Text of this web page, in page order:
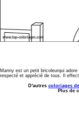
Manny est un petit bricoleurqui
respecté et apprécié de tous. Il
D'autres coloriages
Plus de